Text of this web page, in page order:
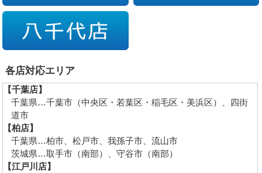
各店対応エリア
【千葉店】
千葉県…千葉市（中央区・若葉区・稲毛区・美浜区）、四街
道市
【柏店】
千葉県…柏市、松戸市、我孫子市、流山市
茨城県…取手市（南部）、守谷市（南部）
【江戸川店】